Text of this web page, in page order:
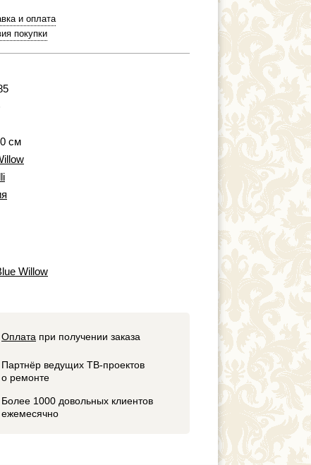
и оплата
покупки
см
Willow
Оплата при получении заказа
Партнёр ведущих ТВ-проектов
о ремонте
Более 1000 довольных клиентов
ежемесячно